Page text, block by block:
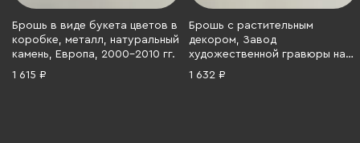
Брошь в виде букета цветов в
коробке, металл, натуральный
камень, Европа, 2000-2010 гг.
1 615 ₽
Брошь с растительным
декором, Завод
художественной гравюры на
металле, металл, роспись,
1 632 ₽